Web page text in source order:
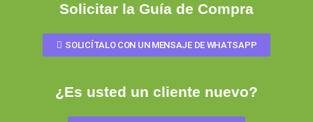
Solicitar la Guía de Compra
SOLICÍTALO CON UN MENSAJE DE WHATSAPP
¿Es usted un cliente nuevo?